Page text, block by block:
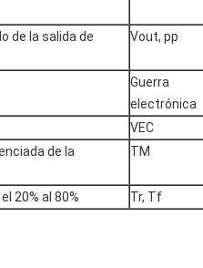
de la salida de
Vout, pp
Guerra
electrónica
VEC
de la
TM
20% al 80% Tr, Tf